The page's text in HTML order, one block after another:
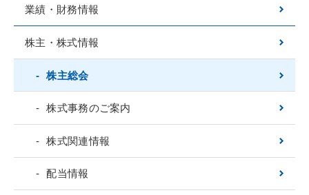
業績・財務情報
株主・株式情報
株主総会
株式事務のご案内
株式関連情報
配当情報
沿革
ガバナンス
FSG倫理綱領
ブランドブック